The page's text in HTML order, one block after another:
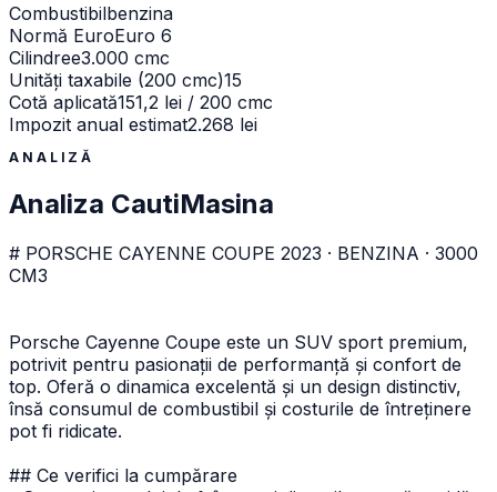
Combustibilbenzina
Normă EuroEuro 6
Cilindree3.000 cmc
Unități taxabile (200 cmc)15
Cotă aplicată151,2 lei / 200 cmc
Impozit anual estimat2.268 lei
ANALIZĂ
Analiza CautiMasina
# PORSCHE CAYENNE COUPE 2023 · BENZINA · 3000
CM3
Porsche Cayenne Coupe este un SUV sport premium,
potrivit pentru pasionații de performanță și confort de
top. Oferă o dinamica excelentă și un design distinctiv,
însă consumul de combustibil și costurile de întreținere
pot fi ridicate.
## Ce verifici la cumpărare